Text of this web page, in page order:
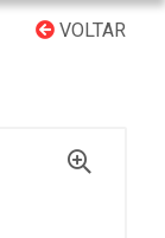
VOLTAR